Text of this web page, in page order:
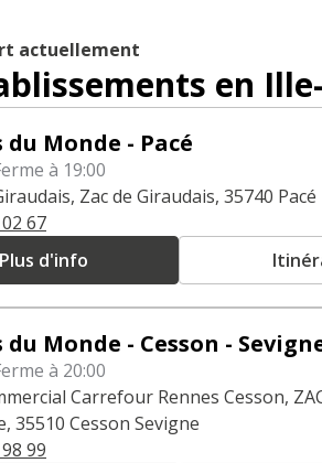
actuellement
en
du Monde - Pacé
à 19:00
Zac de Giraudais, 35740 Pacé
67
Plus d'info
Monde - Cesson -
à 20:00
Carrefour Rennes Cesson,
35510 Cesson Sevigne
99